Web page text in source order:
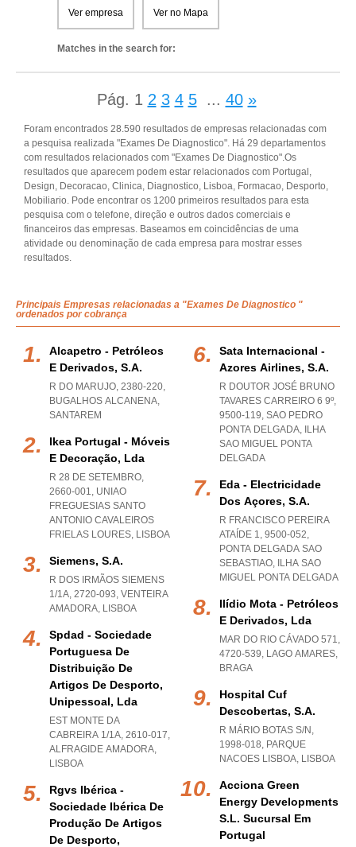
Ver empresa Ver no Mapa
Matches in the search for:
Pág. 1 2 3 4 5 ... 40 »
Foram encontrados 28.590 resultados de empresas relacionadas com
a pesquisa realizada "Exames De Diagnostico". Há 29 departamentos
com resultados relacionados com "Exames De Diagnostico".Os
resultados que aparecem podem estar relacionados com Portugal,
Design, Decoracao, Clinica, Diagnostico, Lisboa, Formacao, Desporto,
Mobiliario. Pode encontrar os 1200 primeiros resultados para esta
pesquisa com o telefone, direção e outros dados comerciais e
financeiros das empresas. Baseamos em coincidências de uma
atividade ou denominação de cada empresa para mostrar esses
resultados.
Principais Empresas relacionadas a "Exames De Diagnostico "
ordenados por cobrança
Alcapetro - Petróleos
E Derivados, S.a.
R DO MARUJO, 2380-220,
BUGALHOS ALCANENA,
SANTAREM
Ikea Portugal - Móveis
E Decoração, Lda
R 28 DE SETEMBRO,
2660-001, UNIAO
FREGUESIAS SANTO
ANTONIO CAVALEIROS
FRIELAS LOURES, LISBOA
Siemens, S.a.
R DOS IRMÃOS SIEMENS
1/1A, 2720-093, VENTEIRA
AMADORA, LISBOA
Spdad - Sociedade
Portuguesa De
Distribuição De
Artigos De Desporto,
Unipessoal, Lda
EST MONTE DA
CABREIRA 1/1A, 2610-017,
ALFRAGIDE AMADORA,
LISBOA
Rgvs Ibérica -
Sociedade Ibérica De
Produção De Artigos
De Desporto,
Sata Internacional -
Azores Airlines, S.a.
R DOUTOR JOSÉ BRUNO
TAVARES CARREIRO 6 9º,
9500-119, SAO PEDRO
PONTA DELGADA, ILHA
SAO MIGUEL PONTA
DELGADA
Eda - Electricidade
Dos Açores, S.a.
R FRANCISCO PEREIRA
ATAÍDE 1, 9500-052,
PONTA DELGADA SAO
SEBASTIAO, ILHA SAO
MIGUEL PONTA DELGADA
Ilídio Mota - Petróleos
E Derivados, Lda
MAR DO RIO CÁVADO 571,
4720-539, LAGO AMARES,
BRAGA
Hospital Cuf
Descobertas, S.a.
R MÁRIO BOTAS S/N,
1998-018, PARQUE
NACOES LISBOA, LISBOA
Acciona Green
Energy Developments
S.l. Sucursal Em
Portugal